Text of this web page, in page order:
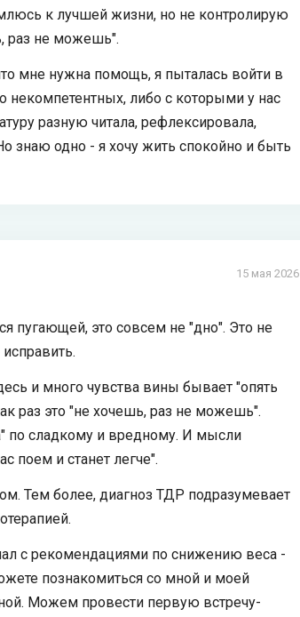
к лучшей жизни, но не контролирую
раз не можешь".
мне нужна помощь, я пыталась войти в
некомпетентных, либо с которыми у нас
разную читала, рефлексировала,
знаю одно - я хочу жить спокойно и быть
15 мая 2026
пугающей, это совсем не "дно". Это не
и много чувства вины бывает "опять
раз это "не хочешь, раз не можешь".
по сладкому и вредному. И мысли
поем и станет легче".
Тем более, диагноз ТДР подразумевает
с рекомендациями по снижению веса -
познакомиться со мной и моей
Можем провести первую встречу-